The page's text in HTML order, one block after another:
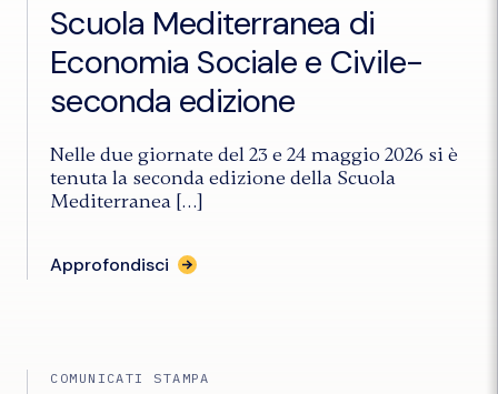
Scuola Mediterranea di
Economia Sociale e Civile-
seconda edizione
Nelle due giornate del 23 e 24 maggio 2026 si è
tenuta la seconda edizione della Scuola
Mediterranea […]
Approfondisci per
l'articolo
Sociale
COMUNICATI STAMPA